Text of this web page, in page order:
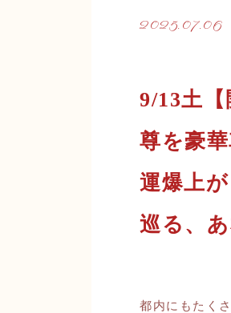
2025.07.06
9/13土
尊を豪
運爆上
巡る、
都内にもたく